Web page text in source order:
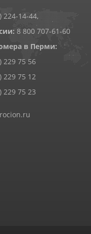
224-14-44,
8 800 707-61-60
в Перми:
229 75 56
229 75 12
229 75 23